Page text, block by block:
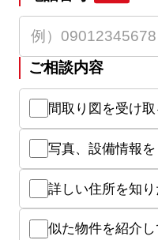
ご相談内容
間取り図を受け取
写真、設備情報
詳しい住所を知り
似た物件を紹介